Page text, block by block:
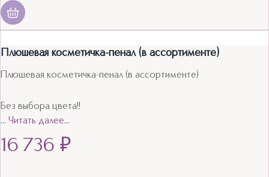
Плюшевая косметичка-пенал (в ассортименте)
Плюшевая косметичка-пенал (в ассортименте)
Без выбора цвета!!
… Читать далее…
16 736 ₽